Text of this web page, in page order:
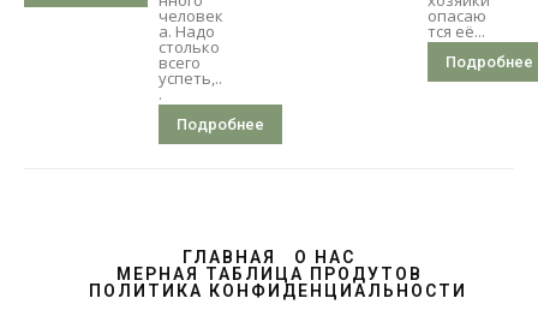
человек
а. Надо
столько
всего
успеть,..
.
Подробнее
опасаю
тся её...
Подробнее
ГЛАВНАЯ
О НАС
МЕРНАЯ ТАБЛИЦА ПРОДУТОВ
ПОЛИТИКА КОНФИДЕНЦИАЛЬНОСТИ